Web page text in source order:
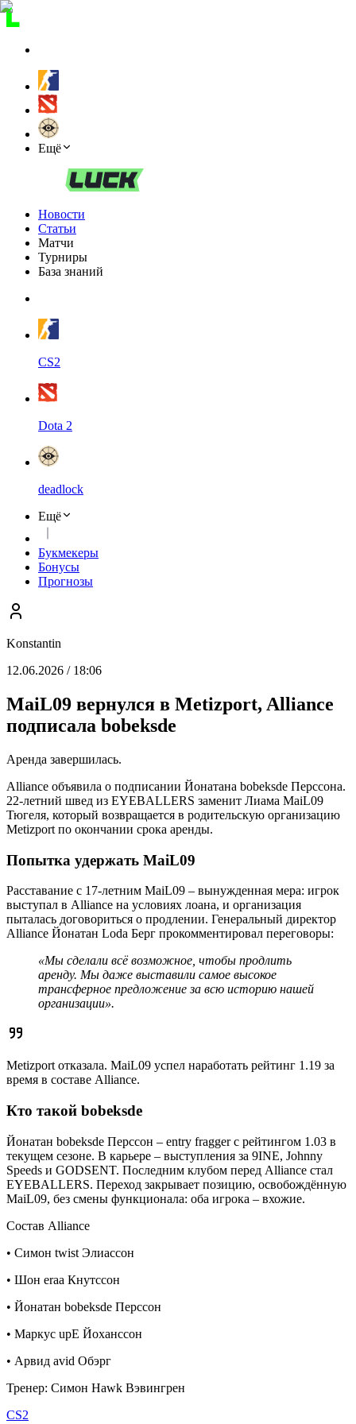
Ещё
Новости
Статьи
Матчи
Турниры
База знаний
CS2
Dota 2
deadlock
Ещё
Букмекеры
Бонусы
Прогнозы
Konstantin
12.06.2026 / 18:06
MaiL09 вернулся в Metizport, Alliance
подписала bobeksde
Аренда завершилась.
Alliance объявила о подписании Йонатана bobeksde Перссона.
22-летний швед из EYEBALLERS заменит Лиама MaiL09
Тюгеля, который возвращается в родительскую организацию
Metizport по окончании срока аренды.
Попытка удержать MaiL09
Расставание с 17-летним MaiL09 – вынужденная мера: игрок
выступал в Alliance на условиях лоана, и организация
пыталась договориться о продлении. Генеральный директор
Alliance Йонатан Loda Берг прокомментировал переговоры:
«Мы сделали всё возможное, чтобы продлить
аренду. Мы даже выставили самое высокое
трансферное предложение за всю историю нашей
организации».
Metizport отказала. MaiL09 успел наработать рейтинг 1.19 за
время в составе Alliance.
Кто такой bobeksde
Йонатан bobeksde Перссон – entry fragger с рейтингом 1.03 в
текущем сезоне. В карьере – выступления за 9INE, Johnny
Speeds и GODSENT. Последним клубом перед Alliance стал
EYEBALLERS. Переход закрывает позицию, освобождённую
MaiL09, без смены функционала: оба игрока – вхожие.
Состав Alliance
• Симон twist Элиассон
• Шон eraa Кнутссон
• Йонатан bobeksde Перссон
• Маркус upE Йоханссон
• Арвид avid Обэрг
Тренер: Симон Hawk Вэвингрен
CS2